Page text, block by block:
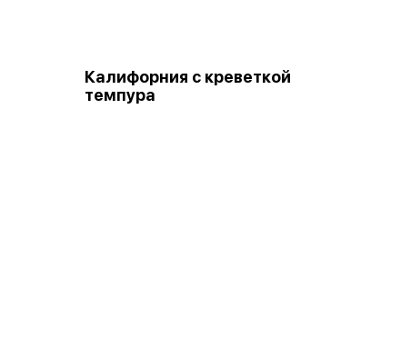
Калифорния с креветкой
темпура